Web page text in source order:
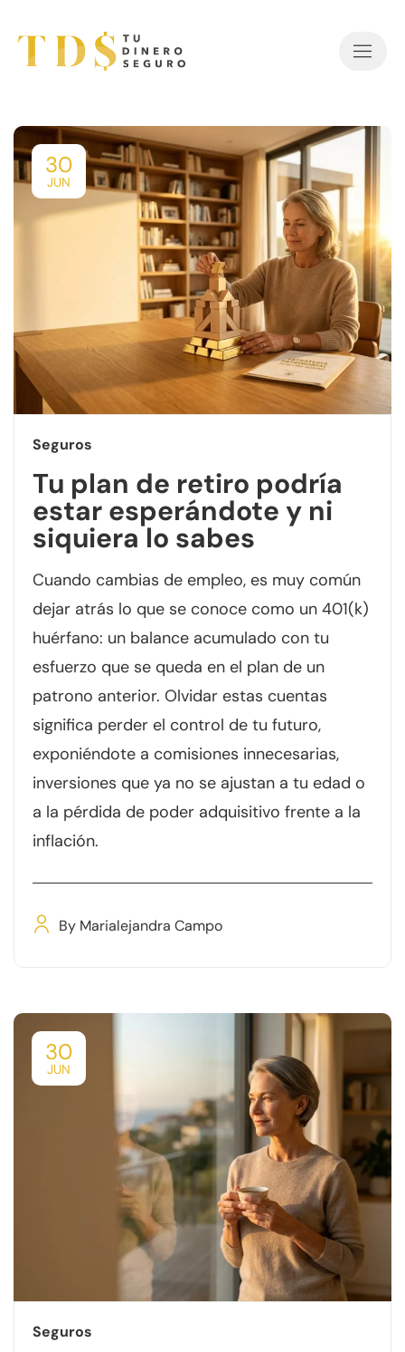
30
JUN
Seguros
Tu plan de retiro podría
estar esperándote y ni
siquiera lo sabes
Cuando cambias de empleo, es muy común
dejar atrás lo que se conoce como un 401(k)
huérfano: un balance acumulado con tu
esfuerzo que se queda en el plan de un
patrono anterior. Olvidar estas cuentas
significa perder el control de tu futuro,
exponiéndote a comisiones innecesarias,
inversiones que ya no se ajustan a tu edad o
a la pérdida de poder adquisitivo frente a la
inflación.
By Marialejandra Campo
30
JUN
Seguros